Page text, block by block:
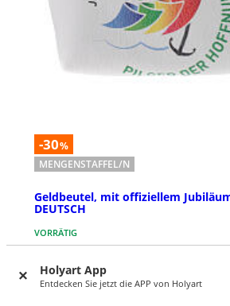
Holyart App
Entdecken Sie jetzt die APP von Holyart
-30%
MENGENSTAFFEL/N
Geldbeutel, mit offiziellem
DEUTSCH
VORRÄTIG
Ab € 4,13 € 7,00